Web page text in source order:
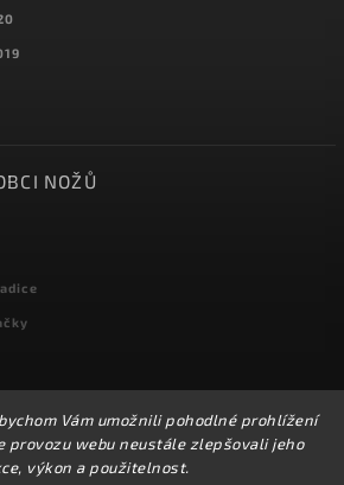
Vám umožnili pohodlné prohlížení
provozu webu neustále zlepšovali jeho
výkon a použitelnost.
2026 máme zavřeno z důvodu
NOŽŮ